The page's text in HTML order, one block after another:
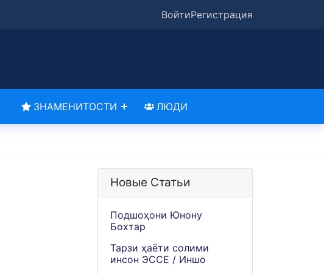
ВойтиРегистрация
ЗНАМЕНИТОСТИ ЛЮДИ
Новые Статьи
Подшоҳони Юнону
Бохтар
Тарзи ҳаёти солими
инсон ЭССЕ / Иншо